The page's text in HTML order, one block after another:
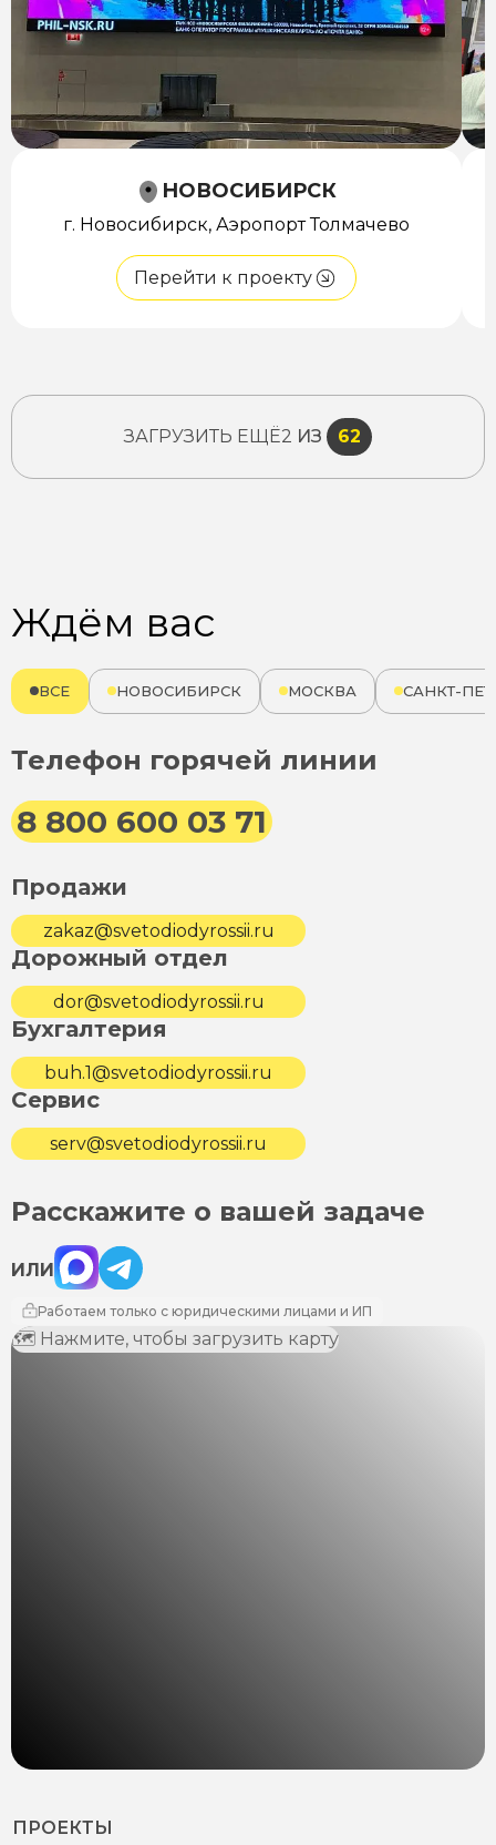
НОВОСИБИРСК
г. Новосибирск, Аэропорт Толмачево
Перейти к проекту
ЗАГРУЗИТЬ ЕЩЁ2 ИЗ 62
Ждём вас
ВСЕ НОВОСИБИРСК МОСКВА САНКТ-
Телефон горячей линии
8 800 600 03 71
Продажи
zakaz@svetodiodyrossii.ru
Дорожный отдел
dor@svetodiodyrossii.ru
Бухгалтерия
buh.1@svetodiodyrossii.ru
Сервис
serv@svetodiodyrossii.ru
Расскажите о вашей задаче
ИЛИ
Max Telegram
Работаем только с юридическими лицами и ИП
🗺 Нажмите, чтобы загрузить карту
ПРОЕКТЫ